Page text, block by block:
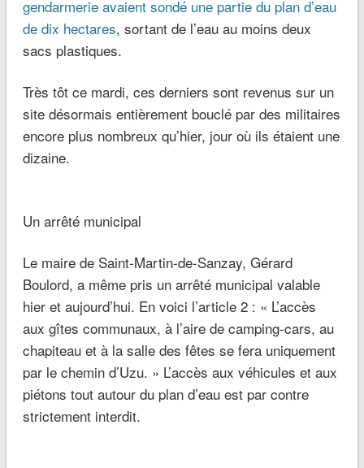
gendarmerie avaient sondé une partie du plan d’eau
de dix hectares, sortant de l’eau au moins deux
sacs plastiques.
Très tôt ce mardi, ces derniers sont revenus sur un
sitedésormais entièrement bouclépar des militaires
encore plus nombreux qu’hier, jour où ils étaient une
dizaine.
Un arrêté municipal
Le maire de Saint-Martin-de-Sanzay, Gérard
Boulord, a même pris un arrêté municipal valable
hier et aujourd’hui. En voici l’article 2 : « L’accès
aux gîtes communaux, à l’aire de camping-cars, au
chapiteau et à la salle des fêtes se fera uniquement
par le chemin d’Uzu. » L’accès aux véhicules et aux
piétons tout autour du plan d’eau est par contre
strictement interdit.